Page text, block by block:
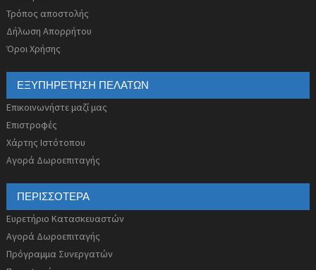
Τρόπος αποστολής
Δήλωση Απορρήτου
Όροι Χρήσης
ΕΞΥΠΗΡΈΤΗΣΗ ΠΕΛΑΤΏΝ
Επικοινωνήστε μαζί μας
Επιστροφές
Χάρτης Ιστότοπου
Αγορά Δωροεπιταγής
ΠΕΡΙΣΣΌΤΕΡΑ
Ευρετήριο Κατασκευαστών
Αγορά Δωροεπιταγής
Πρόγραμμα Συνεργατών